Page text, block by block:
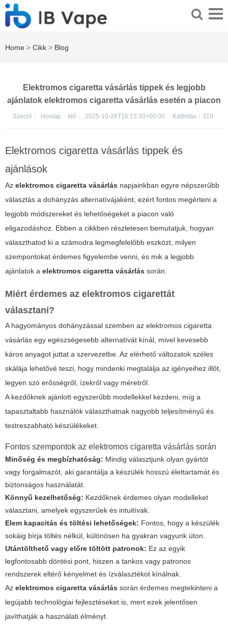
Home > Cikk > Blog
Elektromos cigaretta vásárlás tippek és legjobb
ajánlatok elektromos cigaretta vásárlás esetén a piacon
Szerző： Honlap Idő： 2025-10-26T16:15:30+00:00 Kattintás： 310
Elektromos cigaretta vásárlás tippek és
ajánlások
Az elektromos cigaretta vásárlás napjainkban egyre népszerűbb
választás a dohányzás alternatívájaként, ezért fontos megérteni a
legjobb módszereket és lehetőségeket a piacon való
eligazodáshoz. Ebben a cikkben részletesen bemutatjuk, hogyan
választhatod ki a számodra legmegfelelőbb eszközt, milyen
szempontokat érdemes figyelembe venni, és mik a legjobb
ajánlatok a elektromos cigaretta vásárlás során.
Miért érdemes az elektromos cigarettát
választani?
A hagyományos dohányzással szemben az elektromos cigaretta
vásárlás egy egészségesebb alternatívát kínál, mivel kevesebb
káros anyagot juttat a szervezetbe. Az elérhető változatok széles
skálája lehetővé teszi, hogy mindenki megtalálja az igényeihez illőt,
legyen szó erősségről, ízekről vagy méretről.
A kezdőknek ajánlott egyszerűbb modellekkel kezdeni, míg a
tapasztaltabb használók választhatnak nagyobb teljesítményű és
testreszabható készülékeket.
Fontos szempontok az elektromos cigaretta vásárlás során
Minőség és megbízhatóság: Mindig választjunk olyan gyártót
vagy forgalmazót, aki garantálja a készülék hosszú élettartamát és
biztonságos használatát.
Könnyű kezelhetőség: Kezdőknek érdemes olyan modelleket
választani, amelyek egyszerűek és intuitívak.
Elem kapacitás és töltési lehetőségek: Fontos, hogy a készülék
sokáig bírja töltés nélkül, különösen ha gyakran vagyunk úton.
Utántölthető vagy előre töltött patronok: Ez az egyik
legfontosabb döntési pont, hiszen a tankos vagy patronos
rendszerek eltérő kényelmet és ízválasztékot kínálnak.
Az elektromos cigaretta vásárlás során érdemes megtekinteni a
legújabb technológiai fejlesztéseket is, mert ezek jelentősen
javíthatják a használati élményt.